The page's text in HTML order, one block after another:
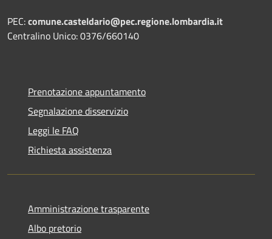
PEC:comune.casteldario@pec.regione.lombardia.it
Centralino Unico: 0376/660140
Prenotazione appuntamento
Segnalazione disservizio
Leggi le FAQ
Richiesta assistenza
Amministrazione trasparente
Albo pretorio